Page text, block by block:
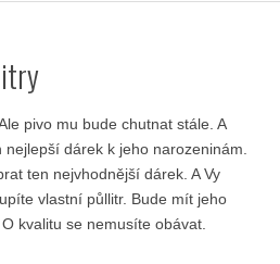
pivo mu bude chutnat stále. A
dárek k jeho narozeninám.
ten nejvhodnější dárek. A Vy
vlastní půllitr. Bude mít jeho
kvalitu se nemusíte obávat.